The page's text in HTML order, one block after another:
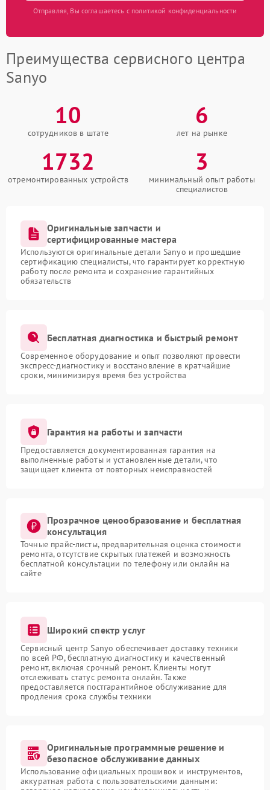
Отправляя, Вы соглашаетесь с политикой конфиденциальности
Преимущества сервисного центра
Sanyo
10
сотрудников в штате
6
лет на рынке
1732
отремонтированных устройств
3
минимальный опыт работы
специалистов
Оригинальные запчасти и
сертифицированные мастера
Используются оригинальные детали Sanyo и прошедшие
сертификацию специалисты, что гарантирует корректную
работу после ремонта и сохранение гарантийных
обязательств
Бесплатная диагностика и быстрый ремонт
Современное оборудование и опыт позволяют провести
экспресс-диагностику и восстановление в кратчайшие
сроки, минимизируя время без устройства
Гарантия на работы и запчасти
Предоставляется документированная гарантия на
выполненные работы и установленные детали, что
защищает клиента от повторных неисправностей
Прозрачное ценообразование и бесплатная
консультация
Точные прайс-листы, предварительная оценка стоимости
ремонта, отсутствие скрытых платежей и возможность
бесплатной консультации по телефону или онлайн на
сайте
Широкий спектр услуг
Сервисный центр Sanyo обеспечивает доставку техники
по всей РФ, бесплатную диагностику и качественный
ремонт, включая срочный ремонт. Клиенты могут
отслеживать статус ремонта онлайн. Также
предоставляется постгарантийное обслуживание для
продления срока службы техники
Оригинальные программные решение и
безопасное обслуживание данных
Использование официальных прошивок и инструментов,
аккуратная работа с пользовательскими данными: